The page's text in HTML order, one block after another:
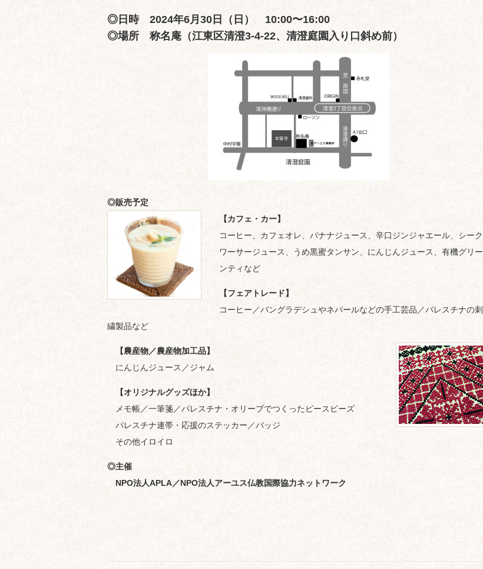
◎日時 2024年6月30日（日） 10:00〜16:00
◎場所 称名庵 （江東区清澄3-4-22、清澄庭園入り口斜め前）
◎販売予定
【カフェ・カー】
コーヒー、カフェオレ、バナナジュース、辛口ジンジャエール、シーク
ワーサージュース、うめ黒蜜タンサン、にんじんジュース、有機グリー
ンティなど
【フェアトレード】
コーヒー／バングラデシュやネパールなどの手工芸品／パレスチナの刺
繍製品など
【農産物／農産物加工品】
にんじんジュース／ジャム
【オリジナルグッズほか】
メモ帳／一筆箋／パレスチナ・オリーブでつくったピースビーズ
パレスチナ連帯・応援のステッカー／バッジ
その他イロイロ
◎主催
NPO法人APLA／NPO法人アーユス仏教国際協力ネットワーク